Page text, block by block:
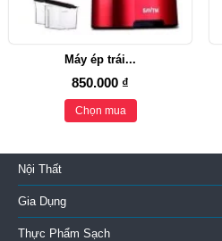
Máy ép trái...
850.000 ₫
Chọn mua
Nội Thất
Gia Dụng
Thực Phẩm Sạch